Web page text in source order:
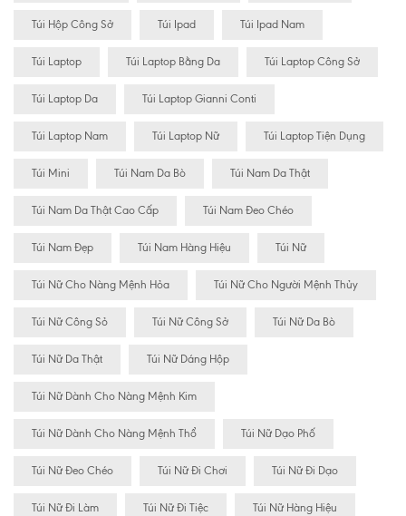
Túi Hộp Công Sở Túi Ipad Túi Ipad Nam
Túi Laptop Túi Laptop Bằng Da Túi Laptop Công Sở
Túi Laptop Da Túi Laptop Gianni Conti
Túi Laptop Nam Túi Laptop Nữ Túi Laptop Tiện Dụng
Túi Mini Túi Nam Da Bò Túi Nam Da Thật
Túi Nam Da Thật Cao Cấp Túi Nam Đeo Chéo
Túi Nam Đẹp Túi Nam Hàng Hiệu Túi Nữ
Túi Nữ Cho Nàng Mệnh Hỏa Túi Nữ Cho Người Mệnh Thủy
Túi Nữ Công Sỏ Túi Nữ Công Sở Túi Nữ Da Bò
Túi Nữ Da Thật Túi Nữ Dáng Hộp
Túi Nữ Dành Cho Nàng Mệnh Kim
Túi Nữ Dành Cho Nàng Mệnh Thổ Túi Nữ Dạo Phố
Túi Nữ Đeo Chéo Túi Nữ Đi Chơi Túi Nữ Đi Dạo
Túi Nữ Đi Làm Túi Nữ Đi Tiệc Túi Nữ Hàng Hiệu